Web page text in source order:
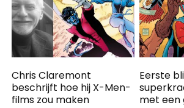
Chris Claremont
beschrijft hoe hij X-Men-
films zou maken
Eerste
met een